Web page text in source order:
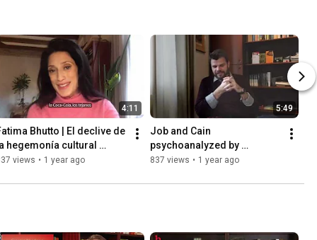
4:11
Bhutto | El declive de
la hegemonía cultural
views • 1 year ago
5:49
Job and Cain
psychoanalyzed by
Massimo Recalcati
837 views • 1 year ago